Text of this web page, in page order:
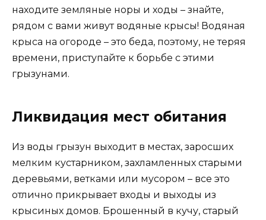
находите земляные норы и ходы – знайте,
рядом с вами живут водяные крысы! Водяная
крыса на огороде – это беда, поэтому, не теряя
времени, приступайте к борьбе с этими
грызунами.
Ликвидация мест обитания
Из воды грызун выходит в местах, заросших
мелким кустарником, захламленных старыми
деревьями, ветками или мусором – все это
отлично прикрывает входы и выходы из
крысиных домов. Брошенный в кучу, старый